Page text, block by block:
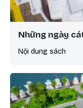
Những ngày
Nội dung sách